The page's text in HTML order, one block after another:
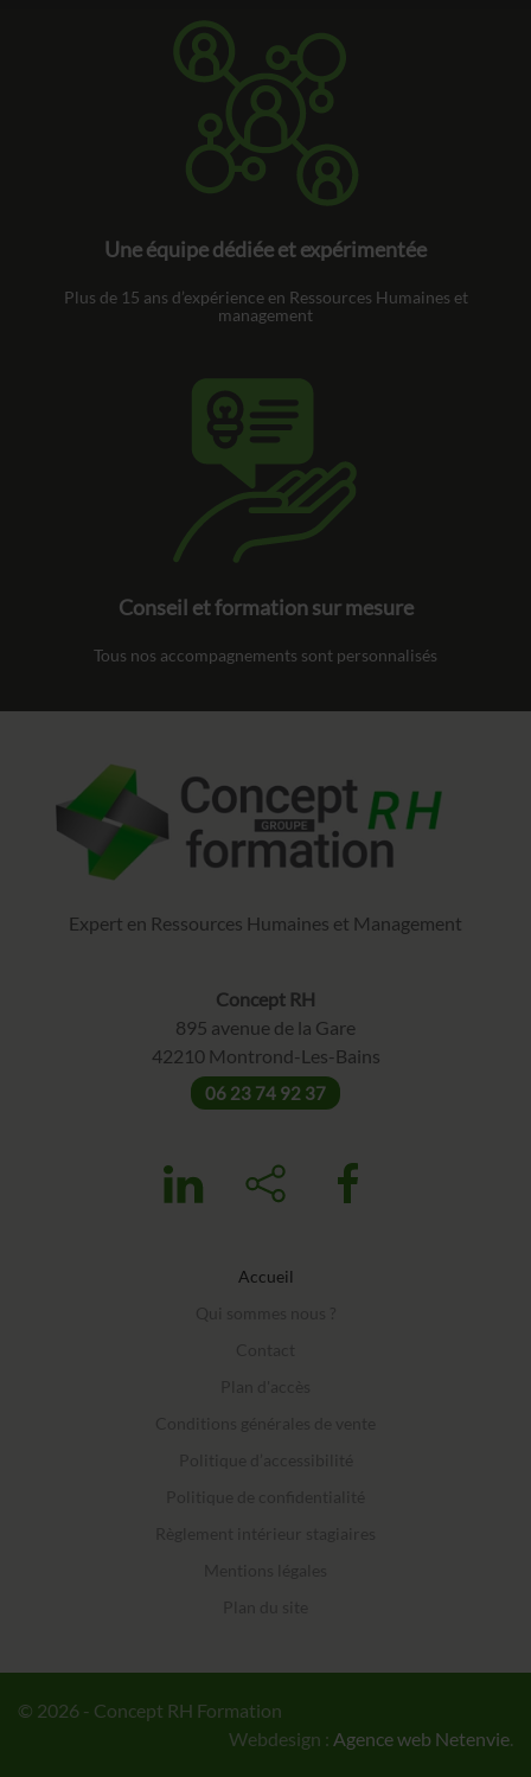
Une équipe dédiée et expérimentée
Plus de 15 ans d’expérience en Ressources Humaines et
management
Conseil et formation sur mesure
Tous nos accompagnements sont personnalisés
Expert en Ressources Humaines et Management
Concept RH
895 avenue de la Gare
42210 Montrond-Les-Bains
06 23 74 92 37
Accueil
© 2026 - Concept RH Formation
Webdesign : Agence web Netenvie.